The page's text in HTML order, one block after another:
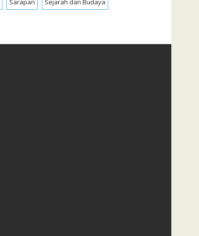
Sarapan Sejarah dan Budaya